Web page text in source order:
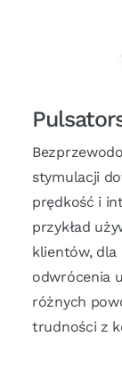
stymulacji
prędkość i
przykład
klientów, dla
odwrócenia
różnych
trudności z